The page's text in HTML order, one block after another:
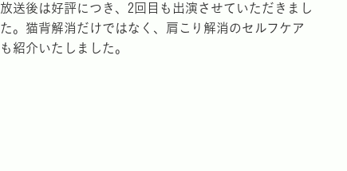
放送後は好評につき、2回目も出演させていただきまし
た。猫背解消だけではなく、肩こり解消のセルフケア
も紹介いたしました。